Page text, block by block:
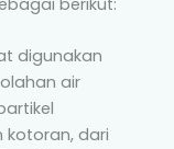
digunakan
air
kotoran, dari